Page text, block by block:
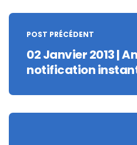
Post
navigation
POST PRÉCÉDENT
02 Janvier 2013 |
notification